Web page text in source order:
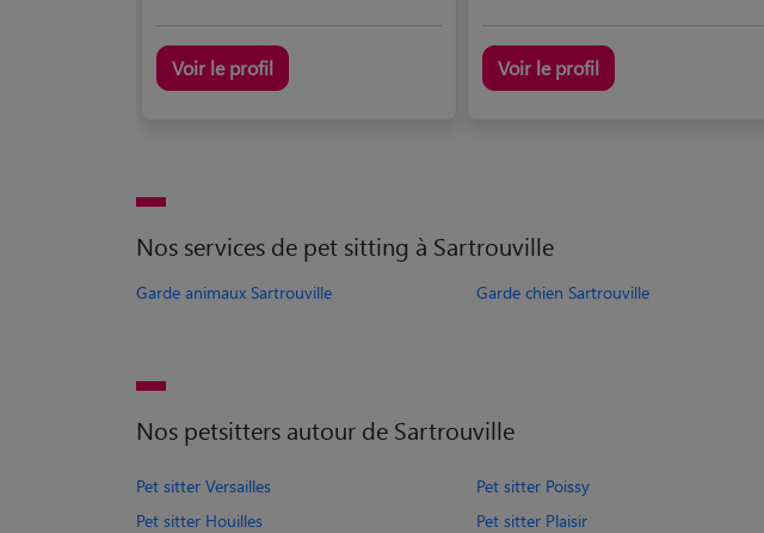
Voir le profil Voir le profil
Nos services de pet sitting à Sartrouville
Garde animaux Sartrouville Garde chien Sartrouville
Nos petsitters autour de Sartrouville
Pet sitter Versailles Pet sitter Poissy
Pet sitter Houilles
Pet sitter Plaisir